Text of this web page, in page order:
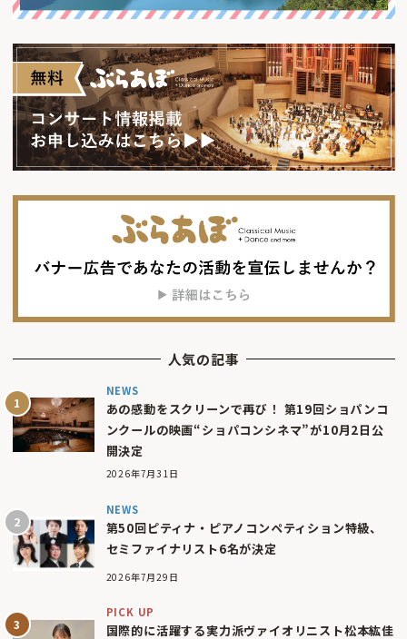
人気の記事
NEWS
あの感動をスクリーンで再び！ 第19回ショパンコ
ンクールの映画“ショパコンシネマ”が10月2日公
開決定
2026年7月31日
NEWS
第50回ピティナ・ピアノコンペティション特級、
セミファイナリスト6名が決定
2026年7月29日
PICK UP
国際的に活躍する実力派ヴァイオリニスト松本紘佳